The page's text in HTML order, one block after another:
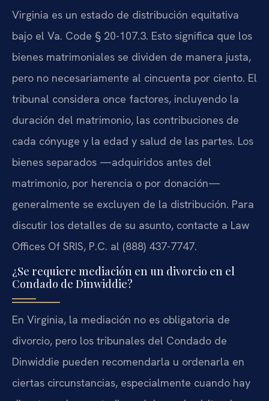
Virginia es un estado de distribución equitativa
bajo el Va. Code § 20-107.3. Esto significa que los
bienes matrimoniales se dividen de manera justa,
pero no necesariamente al cincuenta por ciento. El
tribunal considera once factores, incluyendo la
duración del matrimonio, las contribuciones de
cada cónyuge y la edad y salud de las partes. Los
bienes separados —adquiridos antes del
matrimonio, por herencia o por donación—
generalmente se excluyen de la distribución. Para
discutir los detalles de su asunto, contacte a Law
Offices Of SRIS, P.C. al (888) 437-7747.
¿Se requiere mediación en un divorcio en el
Condado de Dinwiddie?
En Virginia, la mediación no es obligatoria de
divorcio, pero los tribunales del Condado de
Dinwiddie pueden recomendarla u ordenarla en
ciertas circunstancias, especialmente cuando hay